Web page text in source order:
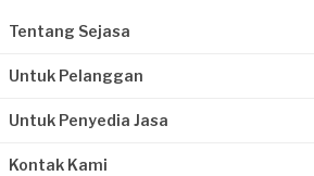
Tentang Sejasa
Untuk Pelanggan
Untuk Penyedia Jasa
Kontak Kami